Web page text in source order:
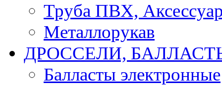
Труба ПВХ,
Металлорукав
ДРОССЕЛИ,
Балласты электронные